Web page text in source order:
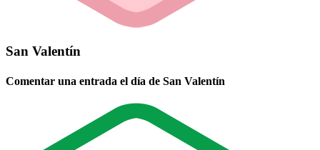
San Valentín
Comentar una entrada el día de San Valentín